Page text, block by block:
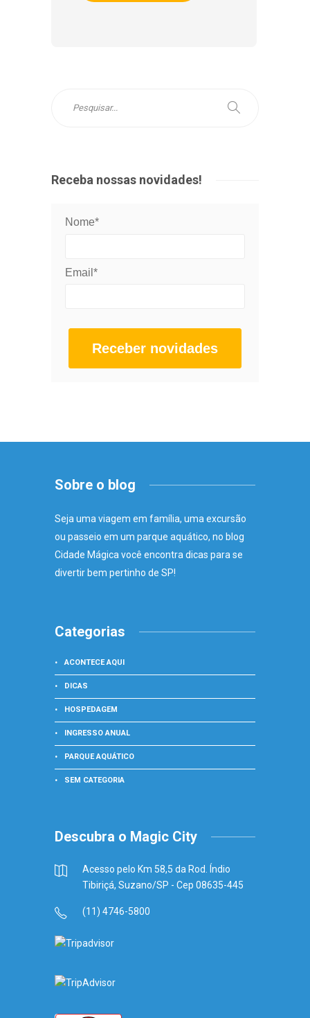
Receba nossas novidades!
Nome*
Email*
Receber novidades
Sobre o blog
Seja uma viagem em família, uma excursão
ou passeio em um parque aquático, no blog
Cidade Mágica você encontra dicas para se
divertir bem pertinho de SP!
Categorias
ACONTECE AQUI
DICAS
HOSPEDAGEM
INGRESSO ANUAL
PARQUE AQUÁTICO
SEM CATEGORIA
Descubra o Magic City
Acesso pelo Km 58,5 da Rod. Índio
Tibiriçá, Suzano/SP - Cep 08635-445
(11) 4746-5800